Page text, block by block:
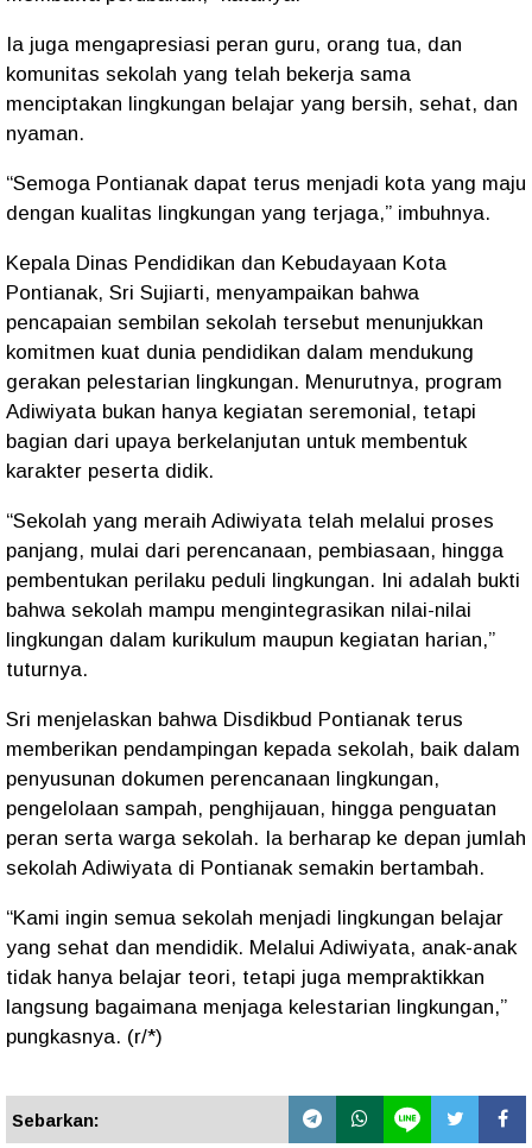
Ia juga mengapresiasi peran guru, orang tua, dan
komunitas sekolah yang telah bekerja sama
menciptakan lingkungan belajar yang bersih, sehat, dan
nyaman.
“Semoga Pontianak dapat terus menjadi kota yang maju
dengan kualitas lingkungan yang terjaga,” imbuhnya.
Kepala Dinas Pendidikan dan Kebudayaan Kota
Pontianak, Sri Sujiarti, menyampaikan bahwa
pencapaian sembilan sekolah tersebut menunjukkan
komitmen kuat dunia pendidikan dalam mendukung
gerakan pelestarian lingkungan. Menurutnya, program
Adiwiyata bukan hanya kegiatan seremonial, tetapi
bagian dari upaya berkelanjutan untuk membentuk
karakter peserta didik.
“Sekolah yang meraih Adiwiyata telah melalui proses
panjang, mulai dari perencanaan, pembiasaan, hingga
pembentukan perilaku peduli lingkungan. Ini adalah bukti
bahwa sekolah mampu mengintegrasikan nilai-nilai
lingkungan dalam kurikulum maupun kegiatan harian,”
tuturnya.
Sri menjelaskan bahwa Disdikbud Pontianak terus
memberikan pendampingan kepada sekolah, baik dalam
penyusunan dokumen perencanaan lingkungan,
pengelolaan sampah, penghijauan, hingga penguatan
peran serta warga sekolah. Ia berharap ke depan jumlah
sekolah Adiwiyata di Pontianak semakin bertambah.
“Kami ingin semua sekolah menjadi lingkungan belajar
yang sehat dan mendidik. Melalui Adiwiyata, anak-anak
tidak hanya belajar teori, tetapi juga mempraktikkan
langsung bagaimana menjaga kelestarian lingkungan,”
pungkasnya. (r/*)
Sebarkan: